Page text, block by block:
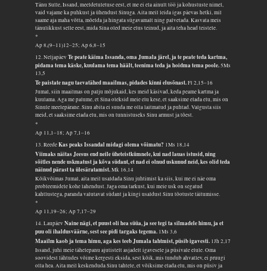
Tänu Sulle, Issand, meeldetuletuse eest, et me ei ela ainult töö ja kohustuste nimel,
vaid vajame ka puhkust ja ühendust Sinuga. Aita meil leida igas päevas hetki, mil
saame aja maha võtta, mõelda ja hingata sügavamalt ning palvetada. Kasvata meis
tänulikkust selle eest, mida Sina oled meie elus teinud, ja aita teha head teistele.
*
Ap 8,(9–11)12–25; Ap 6,8–15
12. NeljapäevTe peate käima Issanda, oma Jumala järel, ja te peate teda kartma,
pidama tema käske, kuulama tema häält, teenima teda ja hoidma tema poole.5Ms
13,5
Te paistate nagu taevatähed maailmas, pidades kinni elusõnast.Fl 2,15–16
Jumal, siin maailmas on palju mõjukaid, kes meid käsivad, keda peame kartma ja
kuulama. Aga me palume, et Sina oleksid meie elu kese, et saaksime elada elu, mis on
Sinule meelepärane. Sinu abita ei suuda me olla laitmatud ja puhtad. Valgusta siis
meid, et saaksime elada elu, mis on tunnistuseks Sinu armust ja tõest.
*
Ap 11,1–18; Ap 7,1–16
13. ReedeKas peaks Issandal midagi olema võimatu? 1Ms 18,14
Viimaks näitas Jeesus end neile üheteistkümnele, kui nad lauas istusid, ning
sõitles nende uskmatust ja kõva südant, et nad ei olnud uskunud neid, kes olid teda
näinud pärast ta ülesäratamist.Mk 16,14
Kõikvõimas Jumal, aita meil usaldada Sinu juhtimist ka siis, kui me ei näe oma
probleemidele kohe lahendust. Jaga oma tarkust, kui meie usk on segatud
kahtlustega, paranda valutavat südant ja kingi usaldust Sinu tõotuste täitumisse.
*
Ap 11,19–26; Ap 7,17–29
14. LaupäevNaine nägi, et puust oli hea süüa, ja see tegi ta silmadele himu, ja et
puu oli ihaldusväärne, sest see pidi targaks tegema. 1Ms 3,6
Maailm kaob ja tema himu, aga kes teeb Jumala tahtmist, püsib igavesti. 1Jh 2,17
Issand, juhi meie tähelepanu ajutistelt asjadelt igavesele ja püsivale elule. Oma
soovidest lähtudes võime kergesti eksida, sest kõik, mis tundub ahvatlev, ei pruugi
olla hea. Aita meil keskenduda Sinu tahtele, et võiksime elada elu, mis on püsiv ja